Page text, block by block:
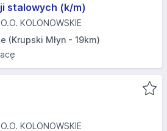
stalowych (k/m)
KOLONOWSKIE
(Krupski Młyn - 19km)
KOLONOWSKIE